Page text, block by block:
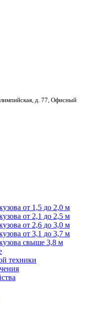
д. 77, Офисный
от 1,5 до 2,0 м
от 2,1 до 2,5 м
от 2,6 до 3,0 м
от 3,1 до 3,7 м
свыше 3,8 м
техники